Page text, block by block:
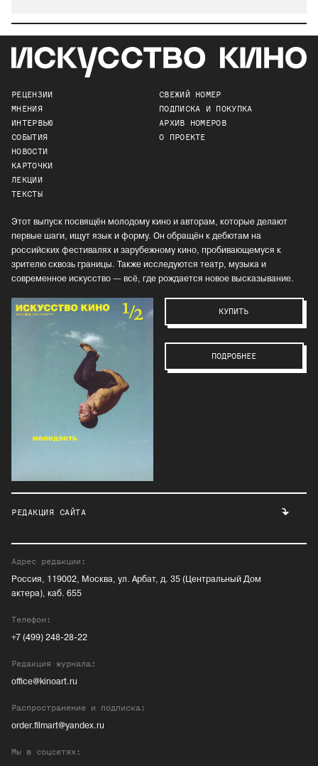
РЕЦЕНЗИИ
МНЕНИЯ
ИНТЕРВЬЮ
СОБЫТИЯ
НОВОСТИ
КАРТОЧКИ
ЛЕКЦИИ
ТЕКСТЫ
СВЕЖИЙ НОМЕР
ПОДПИСКА И ПОКУПКА
АРХИВ НОМЕРОВ
О ПРОЕКТЕ
Этот выпуск посвящён молодому кино и авторам, которые делают
первые шаги, ищут язык и форму. Он обращён к дебютам на
российских фестивалях и зарубежному кино, пробивающемуся к
зрителю сквозь границы. Также исследуются театр, музыка и
современное искусство — всё, где рождается новое высказывание.
КУПИТЬ
ПОДРОБНЕЕ
РЕДАКЦИЯ САЙТА
Адрес редакции:
Россия, 119002, Москва, ул. Арбат, д. 35 (Центральный Дом
актера), каб. 655
Телефон:
+7 (499) 248-28-22
Редакция журнала:
office@kinoart.ru
Распространение и подписка:
order.filmart@yandex.ru
Мы в соцсетях: